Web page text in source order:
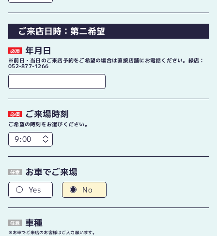
ご来店日時：第二希望
必須 年月日
※前日・当日のご来店予約をご希望の場合は直接店舗にお電話ください。緑店：
052-877-1266
必須 ご来場時刻
ご希望の時刻をお選びください。
任意 お車でご来場
Yes No
任意 車種
お車でご来店のお客様はご入力願います。